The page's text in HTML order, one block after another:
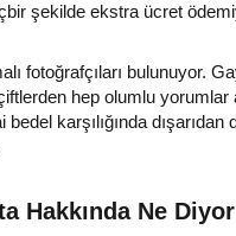
şekilde ekstra ücret
fotoğrafçıları bulunuyor.
hep olumlu yorumlar
karşılığında dışarıdan
Hakkında Ne